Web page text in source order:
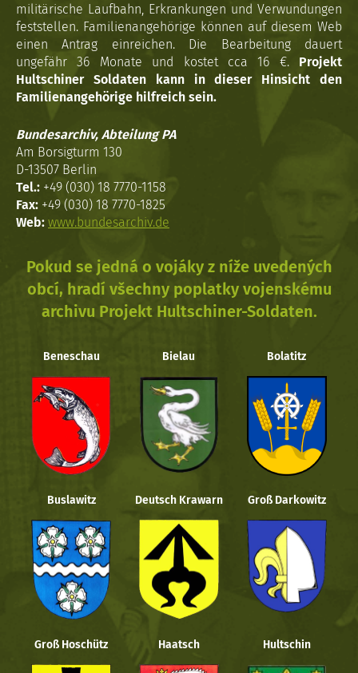
militärische Laufbahn, Erkrankungen und Verwundungen
feststellen. Familienangehörige können auf diesem Web
einen Antrag einreichen. Die Bearbeitung dauert
ungefähr 36 Monate und kostet cca 16 €. Projekt
Hultschiner Soldaten kann in dieser Hinsicht den
Familienangehörige hilfreich sein.
Bundesarchiv, Abteilung PA
Am Borsigturm 130
D-13507 Berlin
Tel.: +49 (030) 18 7770-1158
Fax: +49 (030) 18 7770-1825
Web: www.bundesarchiv.de
Pokud se jedná o vojáky z níže uvedených
obcí, hradí všechny poplatky vojenskému
archivu Projekt Hultschiner-Soldaten.
Beneschau Bielau Bolatitz
Buslawitz Deutsch Krawarn Groß Darkowitz
Groß Hoschütz Haatsch Hultschin